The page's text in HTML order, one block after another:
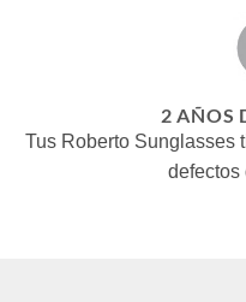
2 AÑOS
Tus Roberto Sunglasses
defectos